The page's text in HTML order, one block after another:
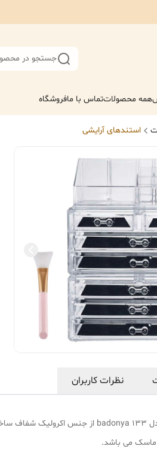
جستجو در
همه محصولاتتماس با مافروشگاه
استندهای آرایشی
نظرات کاربران
می باشد.